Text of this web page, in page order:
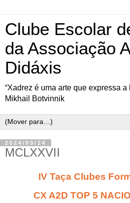
Clube Escolar
da Associação
Didáxis
“Xadrez é uma arte que expressa a
Mikhail Botvinnik
2024/09/24
MCLXXVII
IV Taça Clubes
CX A2D TOP 5